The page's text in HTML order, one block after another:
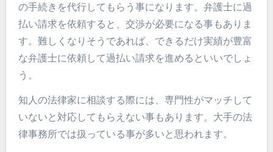
の手続きを代行してもらう事になります。弁護士に過
払い請求を依頼すると、交渉が必要になる事もありま
す。難しくなりそうであれば、できるだけ実績が豊富
な弁護士に依頼して過払い請求を進めるといいでしょ
う。
知人の法律家に相談する際には、専門性がマッチして
いないと対応してもらえない事もあります。大手の法
律事務所では扱っている事が多いと思われます。